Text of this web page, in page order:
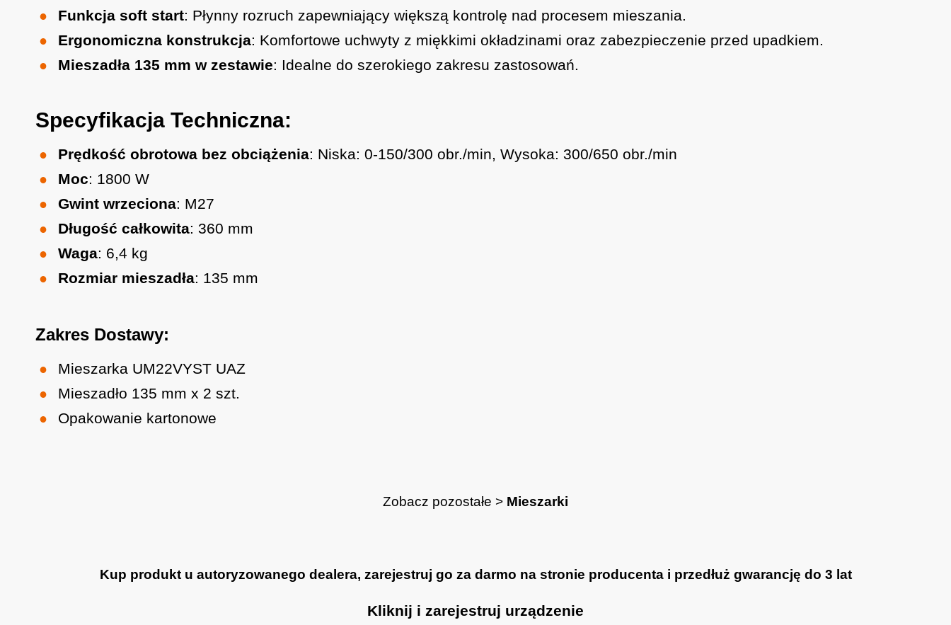
Funkcja soft start: Płynny rozruch zapewniający większą kontrolę nad procesem mieszania.
Ergonomiczna konstrukcja: Komfortowe uchwyty z miękkimi okładzinami oraz zabezpieczenie przed upadkiem.
Mieszadła 135 mm w zestawie: Idealne do szerokiego zakresu zastosowań.
Specyfikacja Techniczna:
Prędkość obrotowa bez obciążenia: Niska: 0-150/300 obr./min, Wysoka: 300/650 obr./min
Moc: 1800 W
Gwint wrzeciona: M27
Długość całkowita: 360 mm
Waga: 6,4 kg
Rozmiar mieszadła: 135 mm
Zakres Dostawy:
Mieszarka UM22VYST UAZ
Mieszadło 135 mm x 2 szt.
Opakowanie kartonowe
Zobacz pozostałe > Mieszarki
Kup produkt u autoryzowanego dealera, zarejestruj go za darmo na stronie producenta i przedłuż gwarancję do 3 lat
Kliknij i zarejestruj urządzenie